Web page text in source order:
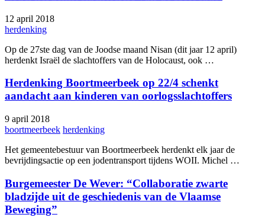
12 april 2018
herdenking
Op de 27ste dag van de Joodse maand Nisan (dit jaar 12 april)
herdenkt Israël de slachtoffers van de Holocaust, ook …
Herdenking Boortmeerbeek op 22/4 schenkt
aandacht aan kinderen van oorlogsslachtoffers
9 april 2018
boortmeerbeek herdenking
Het gemeentebestuur van Boortmeerbeek herdenkt elk jaar de
bevrijdingsactie op een jodentransport tijdens WOII. Michel …
Burgemeester De Wever: “Collaboratie zwarte
bladzijde uit de geschiedenis van de Vlaamse
Beweging”